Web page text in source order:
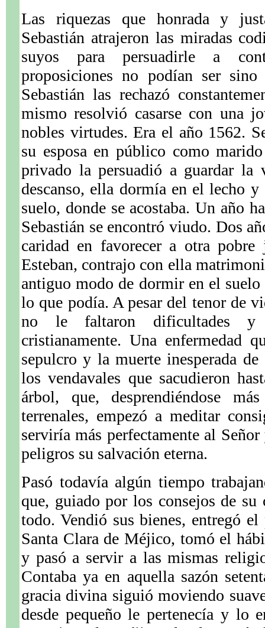
Las riquezas que honrada y
Sebastián atrajeron las miradas
suyos para persuadirle a
proposiciones no podían ser
Sebastián las rechazó
mismo resolvió casarse con una
nobles virtudes. Era el año 1562.
su esposa en público como
privado la persuadió a guardar
descanso, ella dormía en el lecho
suelo, donde se acostaba. Un año
Sebastián se encontró viudo. Dos
caridad en favorecer a otra
Esteban, contrajo con ella
antiguo modo de dormir en el
lo que podía. A pesar del tenor de
no le faltaron dificultades y
cristianamente. Una enfermedad
sepulcro y la muerte inesperada
los vendavales que sacudieron
árbol, que, desprendiéndose
terrenales, empezó a meditar
serviría más perfectamente al
peligros su salvación eterna.
Pasó todavía algún tiempo
que, guiado por los consejos de
todo. Vendió sus bienes, entregó
Santa Clara de Méjico, tomó el
y pasó a servir a las mismas
Contaba ya en aquella sazón
gracia divina siguió moviendo
desde pequeño le pertenecía y lo